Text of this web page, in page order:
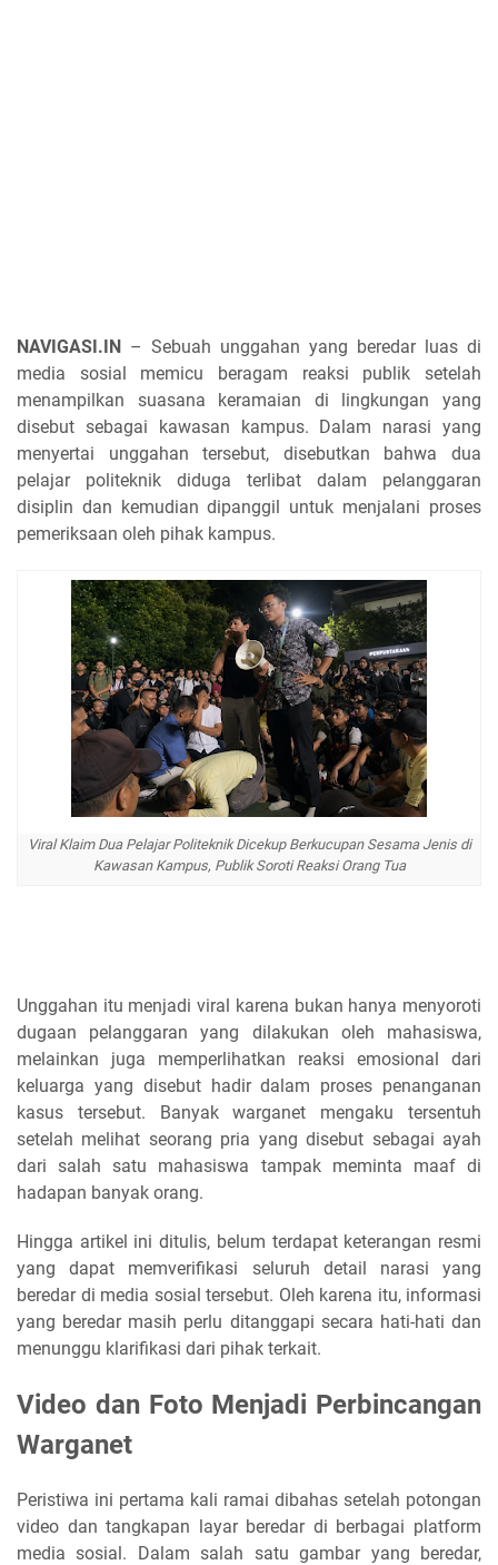
NAVIGASI.IN – Sebuah unggahan yang beredar luas di
media sosial memicu beragam reaksi publik setelah
menampilkan suasana keramaian di lingkungan yang
disebut sebagai kawasan kampus. Dalam narasi yang
menyertai unggahan tersebut, disebutkan bahwa dua
pelajar politeknik diduga terlibat dalam pelanggaran
disiplin dan kemudian dipanggil untuk menjalani proses
pemeriksaan oleh pihak kampus.
Viral Klaim Dua Pelajar Politeknik Dicekup Berkucupan Sesama Jenis di
Kawasan Kampus, Publik Soroti Reaksi Orang Tua
Unggahan itu menjadi viral karena bukan hanya menyoroti
dugaan pelanggaran yang dilakukan oleh mahasiswa,
melainkan juga memperlihatkan reaksi emosional dari
keluarga yang disebut hadir dalam proses penanganan
kasus tersebut. Banyak warganet mengaku tersentuh
setelah melihat seorang pria yang disebut sebagai ayah
dari salah satu mahasiswa tampak meminta maaf di
hadapan banyak orang.
Hingga artikel ini ditulis, belum terdapat keterangan resmi
yang dapat memverifikasi seluruh detail narasi yang
beredar di media sosial tersebut. Oleh karena itu, informasi
yang beredar masih perlu ditanggapi secara hati-hati dan
menunggu klarifikasi dari pihak terkait.
Video dan Foto Menjadi Perbincangan
Warganet
Peristiwa ini pertama kali ramai dibahas setelah potongan
video dan tangkapan layar beredar di berbagai platform
media sosial. Dalam salah satu gambar yang beredar,